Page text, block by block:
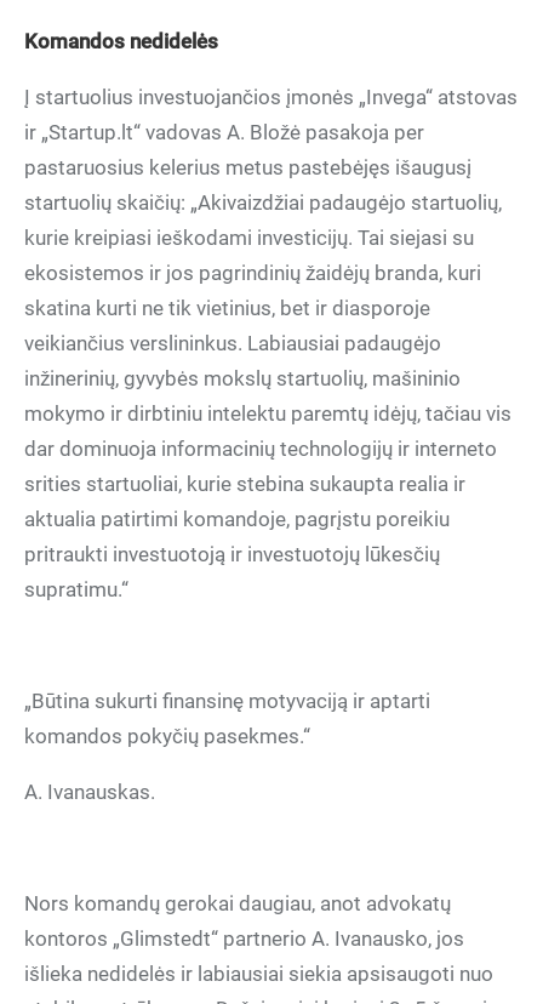
Komandos nedidelės
Į startuolius investuojančios įmonės „Invega“ atstovas
ir „Startup.lt“ vadovas A. Bložė pasakoja per
pastaruosius kelerius metus pastebėjęs išaugusį
startuolių skaičių: „Akivaizdžiai padaugėjo startuolių,
kurie kreipiasi ieškodami investicijų. Tai siejasi su
ekosistemos ir jos pagrindinių žaidėjų branda, kuri
skatina kurti ne tik vietinius, bet ir diasporoje
veikiančius verslininkus. Labiausiai padaugėjo
inžinerinių, gyvybės mokslų startuolių, mašininio
mokymo ir dirbtiniu intelektu paremtų idėjų, tačiau vis
dar dominuoja informacinių technologijų ir interneto
srities startuoliai, kurie stebina sukaupta realia ir
aktualia patirtimi komandoje, pagrįstu poreikiu
pritraukti investuotoją ir investuotojų lūkesčių
supratimu.“
„Būtina sukurti finansinę motyvaciją ir aptarti
komandos pokyčių pasekmes.“
A. Ivanauskas.
Nors komandų gerokai daugiau, anot advokatų
kontoros „Glimstedt“ partnerio A. Ivanausko, jos
išlieka nedidelės ir labiausiai siekia apsisaugoti nuo